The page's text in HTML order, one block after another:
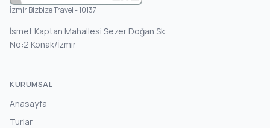
İzmir Bizbize Travel - 10137
İsmet Kaptan Mahallesi Sezer Doğan Sk.
No:2 Konak/İzmir
KURUMSAL
Anasayfa
Turlar